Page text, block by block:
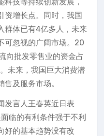
资增长点。同时，我国
群体已有4亿多人，未来
可忽视的广阔市场。20
向批发零售业的资金占
未来，我国巨大消费潜
及服务市场。
发言人王春英近日表
临的有利条件强于不利
好的基本趋势没有改